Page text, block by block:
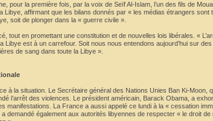
pour la première fois, par la voix de Seïf Al-Islam, l’un des fils de
Libye, affirmant que les bilans donnés par « les médias étrangers sont
soit de plonger dans la « guerre civile ».
tout en promettant une constitution et de nouvelles lois libérales. «
est à un carrefour. Soit nous nous entendons aujourd’hui sur
de sang dans toute la Libye ».
à la situation. Le Secrétaire général des Nations Unies Ban Ki-Moon,
l’arrêt des violences. Le président américain, Barack Obama, a
manifestations. La France a aussi appelé ce lundi à la « cessation
demandé également aux autorités libyennes de respecter « le droit de